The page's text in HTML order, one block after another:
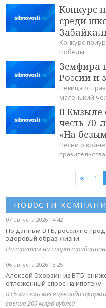
Конкурс
среди
Конкурс
Победы.
Земфира
России и
Певица
маленький
В Кызыле
честь 70-
«На
Песни о войне
« 1
НОВОСТИ
07 августа 2026 14:42
По данным ВТБ, россияне
здоровый образ жизни
По тратам на спорт
06 августа 2026 13:25
Алексей Охорзин из ВТБ:
отложенный спрос на ипотеку
ВТБ за семь месяцев года
свыше 200 млрд рублей